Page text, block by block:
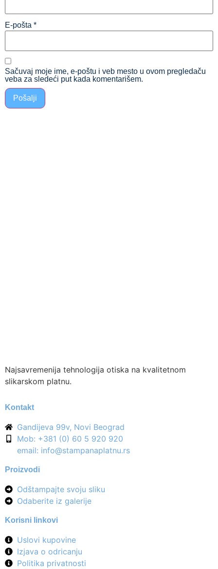
E-pošta *
Sačuvaj moje ime, e-poštu i veb mesto u ovom pregledaču
veba za sledeći put kada komentarišem.
Najsavremenija tehnologija otiska na kvalitetnom
slikarskom platnu.
Kontakt
Gandijeva 99v, Novi Beograd
Mob: +381 (0) 60 5 920 920
email: info@stampanaplatnu.rs
Proizvodi
Odštampajte svoju sliku
Odaberite iz galerije
Korisni linkovi
Uslovi kupovine
Izjava o odricanju
Politika privatnosti